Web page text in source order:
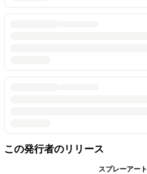
この発行者のリリース
スプレーアー